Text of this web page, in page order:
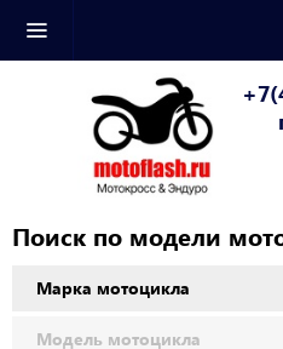
Поиск по модели